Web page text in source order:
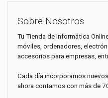
Sobre Nosotros
Tu Tienda de Informática
móviles, ordenadores,
accesorios para empresas,
Cada día incorporamos
ahora contamos con más de